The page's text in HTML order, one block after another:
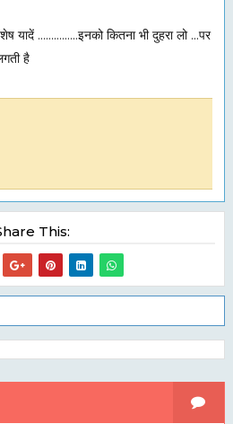
...............इनको कितना भी दुहरा लो ...पर
है
This: